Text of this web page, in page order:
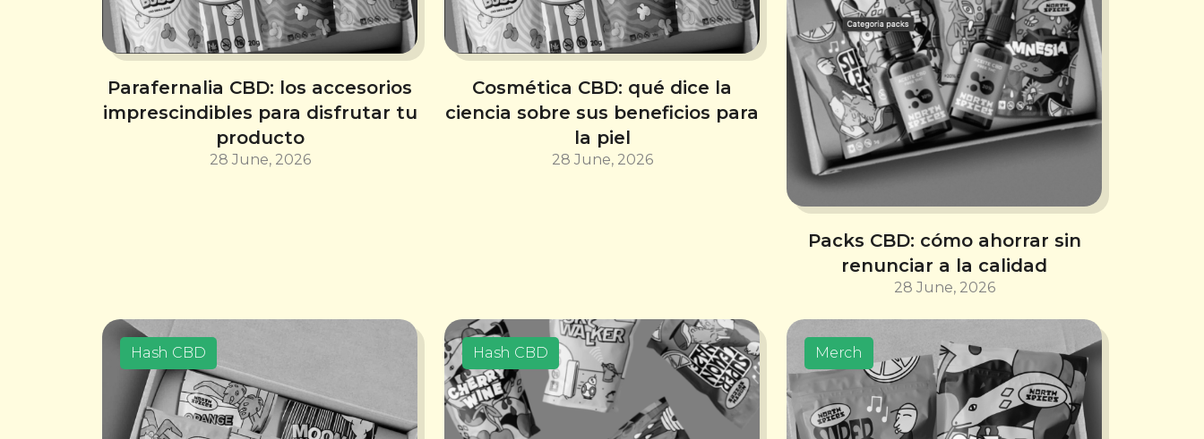
Parafernalia CBD: los accesorios
imprescindibles para disfrutar tu
producto
28 June, 2026
Cosmética CBD: qué dice la
ciencia sobre sus beneficios para
la piel
28 June, 2026
Packs CBD: cómo ahorrar sin
renunciar a la calidad
28 June, 2026
Hash CBD Hash CBD Merch